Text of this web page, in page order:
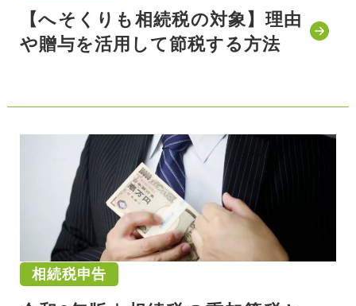
【へそくりも相続税の対象】理由
や贈与を活用して節税する方法
相続税申告